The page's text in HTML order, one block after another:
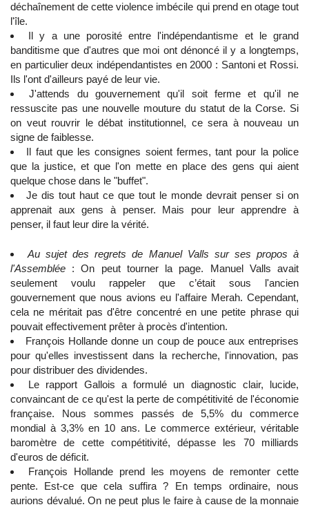
déchaînement de cette violence imbécile qui prend en otage tout
l'île.
Il y a une porosité entre l'indépendantisme et le grand
banditisme que d'autres que moi ont dénoncé il y a longtemps,
en particulier deux indépendantistes en 2000 : Santoni et Rossi.
Ils l'ont d'ailleurs payé de leur vie.
J'attends du gouvernement qu'il soit ferme et qu'il ne
ressuscite pas une nouvelle mouture du statut de la Corse. Si
on veut rouvrir le débat institutionnel, ce sera à nouveau un
signe de faiblesse.
Il faut que les consignes soient fermes, tant pour la police
que la justice, et que l'on mette en place des gens qui aient
quelque chose dans le "buffet".
Je dis tout haut ce que tout le monde devrait penser si on
apprenait aux gens à penser. Mais pour leur apprendre à
penser, il faut leur dire la vérité.
Au sujet des regrets de Manuel Valls sur ses propos à
l'Assemblée : On peut tourner la page. Manuel Valls avait
seulement voulu rappeler que c’était sous l'ancien
gouvernement que nous avions eu l'affaire Merah. Cependant,
cela ne méritait pas d'être concentré en une petite phrase qui
pouvait effectivement prêter à procès d'intention.
François Hollande donne un coup de pouce aux entreprises
pour qu'elles investissent dans la recherche, l'innovation, pas
pour distribuer des dividendes.
Le rapport Gallois a formulé un diagnostic clair, lucide,
convaincant de ce qu'est la perte de compétitivité de l'économie
française. Nous sommes passés de 5,5% du commerce
mondial à 3,3% en 10 ans. Le commerce extérieur, véritable
baromètre de cette compétitivité, dépasse les 70 milliards
d'euros de déficit.
François Hollande prend les moyens de remonter cette
pente. Est-ce que cela suffira ? En temps ordinaire, nous
aurions dévalué. On ne peut plus le faire à cause de la monnaie